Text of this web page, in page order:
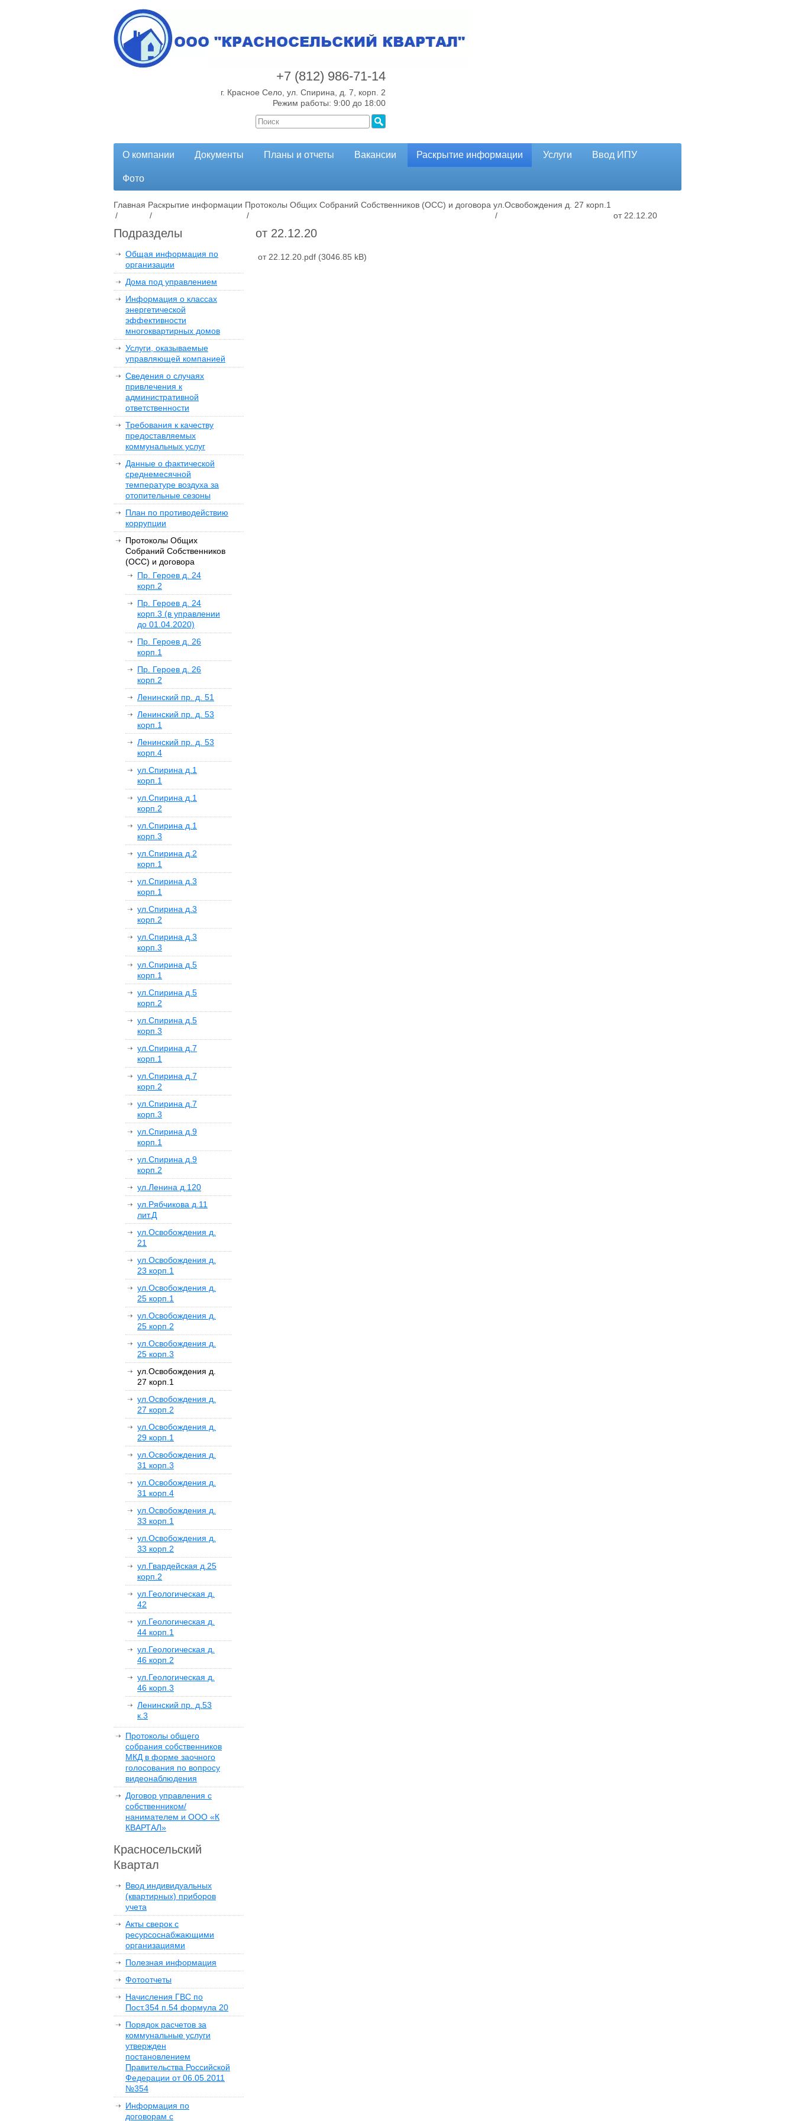
+7 (812) 986-71-14
г. Красное Село, ул. Спирина, д. 7, корп. 2
Режим работы: 9:00 до 18:00
О компании Документы Планы и отчеты Вакансии Раскрытие информации Услуги Ввод ИПУ
Фото
Главная
/
Раскрытие информации
/
Протоколы Общих Собраний Собственников (ОСС) и договора
/
ул.Освобождения д. 27 корп.1
/
от 22.12.20
Подразделы
Общая информация по
организации
Дома под управлением
Информация о классах
энергетической
эффективности
многоквартирных домов
Услуги, оказываемые
управляющей компанией
Сведения о случаях
привлечения к
административной
ответственности
Требования к качеству
предоставляемых
коммунальных услуг
Данные о фактической
среднемесячной
температуре воздуха за
отопительные сезоны
План по противодействию
коррупции
Протоколы Общих
Собраний Собственников
(ОСС) и договора
Пр. Героев д. 24
корп.2
Пр. Героев д. 24
корп.3 (в управлении
до 01.04.2020)
Пр. Героев д. 26
корп.1
Пр. Героев д. 26
корп.2
Ленинский пр. д. 51
Ленинский пр. д. 53
корп.1
Ленинский пр. д. 53
корп.4
ул.Спирина д.1
корп.1
ул.Спирина д.1
корп.2
ул.Спирина д.1
корп.3
ул.Спирина д.2
корп.1
ул.Спирина д.3
корп.1
ул.Спирина д.3
корп.2
ул.Спирина д.3
корп.3
ул.Спирина д.5
корп.1
ул.Спирина д.5
корп.2
ул.Спирина д.5
корп.3
ул.Спирина д.7
корп.1
ул.Спирина д.7
корп.2
ул.Спирина д.7
корп.3
ул.Спирина д.9
корп.1
ул.Спирина д.9
корп.2
ул.Ленина д.120
ул.Рябчикова д.11
лит.Д
ул.Освобождения д.
21
ул.Освобождения д.
23 корп.1
ул.Освобождения д.
25 корп.1
ул.Освобождения д.
25 корп.2
ул.Освобождения д.
25 корп.3
ул.Освобождения д.
27 корп.1
ул.Освобождения д.
27 корп.2
ул.Освобождения д.
29 корп.1
ул.Освобождения д.
31 корп.3
ул.Освобождения д.
31 корп.4
ул.Освобождения д.
33 корп.1
ул.Освобождения д.
33 корп.2
ул.Гвардейская д.25
корп.2
ул.Геологическая д.
42
ул.Геологическая д.
44 корп.1
ул.Геологическая д.
46 корп.2
ул.Геологическая д.
46 корп.3
Ленинский пр. д.53
к.3
Протоколы общего
собрания собственников
МКД в форме заочного
голосования по вопросу
видеонаблюдения
Договор управления с
собственником/
нанимателем и ООО «К
КВАРТАЛ»
Красносельский
Квартал
Ввод индивидуальных
(квартирных) приборов
учета
Акты сверок с
ресурсоснабжающими
организациями
Полезная информация
Фотоотчеты
Начисления ГВС по
Пост.354 п.54 формула 20
Порядок расчетов за
коммунальные услуги
утвержден
постановлением
Правительства Российской
Федерации от 06.05.2011
№354
Информация по
договорам с
от 22.12.20
от 22.12.20.pdf (3046.85 kB)